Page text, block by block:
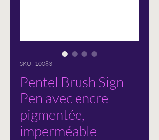
SKU : 10083
Pentel Brush Sign
Pen avec encre
pigmentée,
imperméable